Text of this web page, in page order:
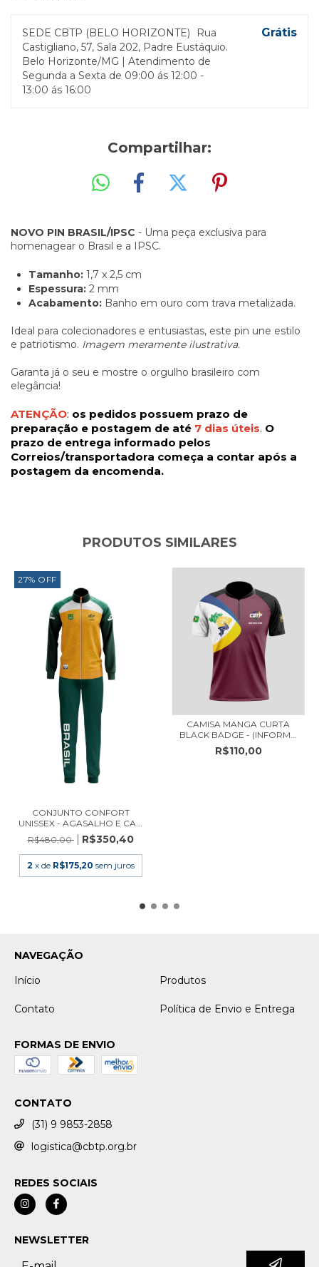
SEDE CBTP (BELO HORIZONTE)
Rua
Castigliano, 57, Sala 202, Padre Eustáquio.
Belo Horizonte/MG | Atendimento de
Segunda a Sexta de 09:00 ás 12:00 -
13:00 ás 16:00
Grátis
Compartilhar:
NOVO PIN BRASIL/IPSC - Uma peça exclusiva para
homenagear o Brasil e a IPSC.
Tamanho: 1,7 x 2,5 cm
Espessura: 2 mm
Acabamento: Banho em ouro com trava metalizada.
Ideal para colecionadores e entusiastas, este pin une estilo
e patriotismo. Imagem meramente ilustrativa.
Garanta já o seu e mostre o orgulho brasileiro com
elegância!
ATENÇÃO: os pedidos possuem prazo de
preparação e postagem de até 7 dias úteis. O
prazo de entrega informado pelos
Correios/transportadora começa a contar após a
postagem da encomenda.
PRODUTOS SIMILARES
27% OFF
CONJUNTO CONFORT
UNISSEX - AGASALHO E CA...
R$480,00
R$350,40
2 x de R$175,20 sem juros
CAMISA MANGA CURTA
BLACK BADGE - (INFORM...
R$110,00
NAVEGAÇÃO
Início
Produtos
Contato Política de Envio e Entrega
FORMAS DE ENVIO
CONTATO
(31) 9 9853-2858
logistica@cbtp.org.br
REDES SOCIAIS
NEWSLETTER